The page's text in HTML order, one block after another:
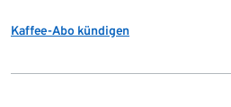
Kaffee-Abo kündigen